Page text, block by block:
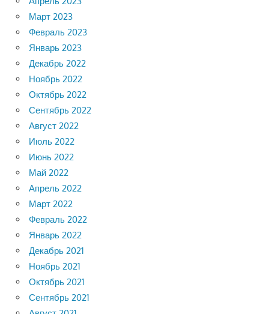
Март 2023
Февраль 2023
Январь 2023
Декабрь 2022
Ноябрь 2022
Октябрь 2022
Сентябрь 2022
Август 2022
Июль 2022
Июнь 2022
Май 2022
Апрель 2022
Март 2022
Февраль 2022
Январь 2022
Декабрь 2021
Ноябрь 2021
Октябрь 2021
Сентябрь 2021